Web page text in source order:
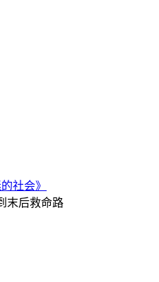
社会》
末后救命路